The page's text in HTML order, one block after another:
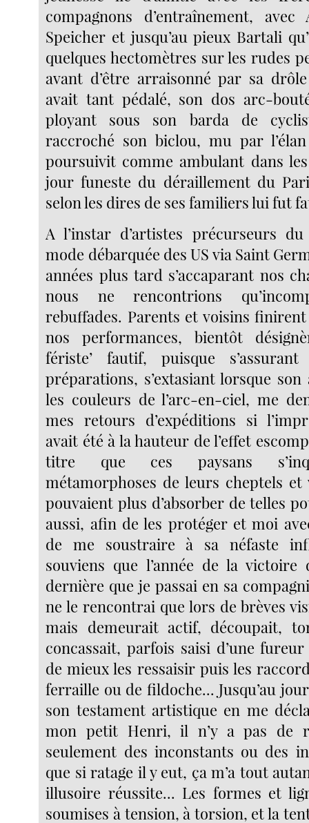
compagnons d’entraînement, avec
Speicher et jusqu’au pieux Bartali
quelques hectomètres sur les rudes
avant d’être arraisonné par sa
avait tant pédalé, son dos arc-
ployant sous son barda de
raccroché son biclou, mu par
poursuivit comme ambulant dans les
jour funeste du déraillement du
selon les dires de ses familiers lui fut
A l’instar d’artistes précurseurs du
mode débarquée des US via Saint
années plus tard s’accaparant nos
nous ne rencontrions
rebuffades. Parents et voisins
nos performances, bientôt
fériste’ fautif, puisque
préparations, s’extasiant lorsque
les couleurs de l’arc-en-ciel, me
mes retours d’expéditions si
avait été à la hauteur de l’effet
titre que ces paysans
métamorphoses de leurs cheptels et
pouvaient plus d’absorber de telles
aussi, afin de les protéger et moi
de me soustraire à sa néfaste
souviens que l’année de la
dernière que je passai en sa
ne le rencontrai que lors de brèves
mais demeurait actif, découpait,
concassait, parfois saisi d’une
de mieux les ressaisir puis les
ferraille ou de fildoche... Jusqu’au
son testament artistique en me
mon petit Henri, il n’y a pas de
seulement des inconstants ou des
que si ratage il y eut, ça m’a tout
illusoire réussite... Les formes et
soumises à tension, à torsion, et la